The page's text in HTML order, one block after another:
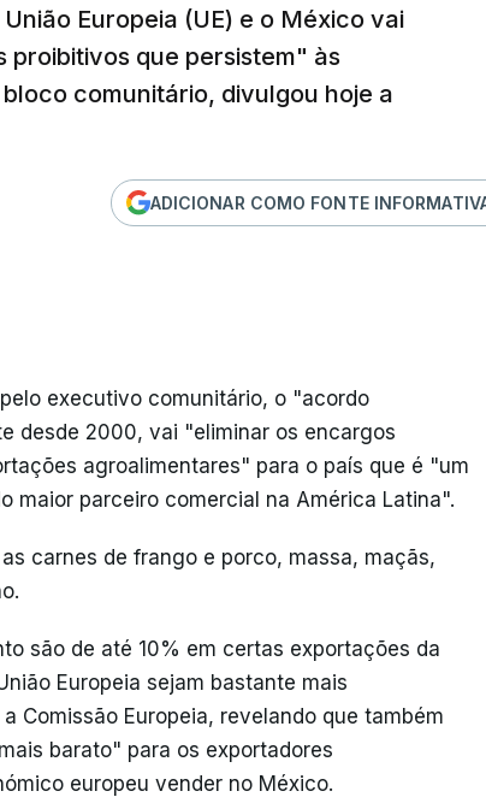
Europeia (UE) e o México vai
proibitivos que persistem" às
comunitário, divulgou hoje a
ADICIONAR COMO FONTE
executivo comunitário, o "acordo
desde 2000, vai "eliminar os encargos
agroalimentares" para o país que é "um
maior parceiro comercial na América Latina".
carnes de frango e porco, massa, maçãs,
são de até 10% em certas exportações da
Europeia sejam bastante mais
Comissão Europeia, revelando que também
barato" para os exportadores
europeu vender no México.